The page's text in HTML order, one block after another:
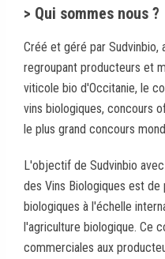
> Qui sommes nous ?
Créé et géré par Sudvinbio,
regroupant producteurs et
viticole bio d'Occitanie, le
vins biologiques, concours
le plus grand concours
L'objectif de Sudvinbio
des Vins Biologiques est
biologiques à l'échelle
l'agriculture biologique. Ce
commerciales aux